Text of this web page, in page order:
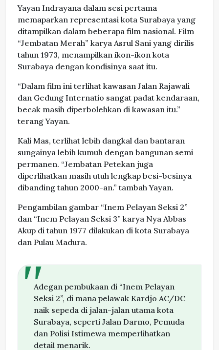
Yayan Indrayana dalam sesi pertama
memaparkan representasi kota Surabaya yang
ditampilkan dalam beberapa film nasional. Film
“Jembatan Merah” karya Asrul Sani yang dirilis
tahun 1973, menampilkan ikon-ikon kota
Surabaya dengan kondisinya saat itu.
“Dalam film ini terlihat kawasan Jalan Rajawali
dan Gedung Internatio sangat padat kendaraan,
becak masih diperbolehkan di kawasan itu.”
terang Yayan.
Kali Mas, terlihat lebih dangkal dan bantaran
sungainya lebih kumuh dengan bangunan semi
permanen. “Jembatan Petekan juga
diperlihatkan masih utuh lengkap besi-besinya
dibanding tahun 2000-an.” tambah Yayan.
Pengambilan gambar “Inem Pelayan Seksi 2”
dan “Inem Pelayan Seksi 3” karya Nya Abbas
Akup di tahun 1977 dilakukan di kota Surabaya
dan Pulau Madura.
Adegan pembukaan di “Inem Pelayan
Seksi 2”, di mana pelawak Kardjo AC/DC
naik sepeda di jalan-jalan utama kota
Surabaya, seperti Jalan Darmo, Pemuda
dan Polisi Istimewa memperlihatkan
detail menarik.